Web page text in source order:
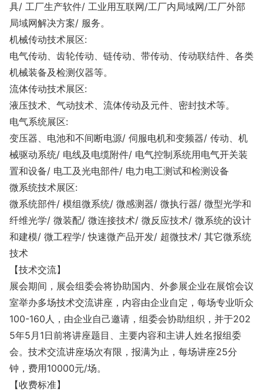
具/ 工厂生产软件/ 工业用互联网/工厂内局域网/工厂外部
局域网解决方案/ 服务。
机械传动技术展区:
电气传动、齿轮传动、链传动、带传动、传动联结件、各类
机械装备及检测仪器等。
流体传动技术展区:
液压技术、气动技术、流体传动及元件、密封技术等。
电气系统展区:
变压器、电池和不间断电源/ 伺服电机和变频器/ 传动、机
械驱动系统/ 电线及电缆附件/ 电气控制系统用电气开关装
置和设备/ 电工及光电部件/ 电力电工测试和检测设备
微系统技术展区:
微系统部件/ 模组微系统/ 微感测器/ 微执行器/ 微型光学和
纤维光学/ 微装配/ 微连接技术/ 微反应技术/ 微系统的设计
和建模/ 微工程学/ 快速微产品开发/ 超微技术/ 其它微系统
技术
【技术交流】
展会期间，展会组委会将协助国内、外参展企业在展馆会议
室举办多场技术交流讲座，内容由企业自定，每场专业听众
100-160人，由企业自己邀请，组委会协助组织，并于202
5年5月1日前将讲座题目、主要内容和主讲人姓名报组委
会。技术交流讲座场次有限，报满为止，每场讲座25分
钟，费用10000元/场。
【收费标准】